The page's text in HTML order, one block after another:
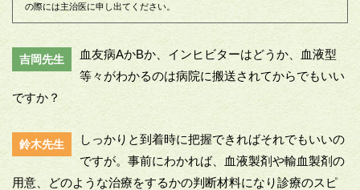
の際には主治医に申し出てください。
吉岡先生
血友病AかBか、インヒビターはどうか、血液型
等々がわかるのは病院に搬送されてからでもいい
ですか？
鈴木先生
しっかりと到着時に把握できればそれでもいいの
ですが。事前にわかれば、血液製剤や輸血製剤の
用意、どのような治療をするかの判断材料になり診療のスピ